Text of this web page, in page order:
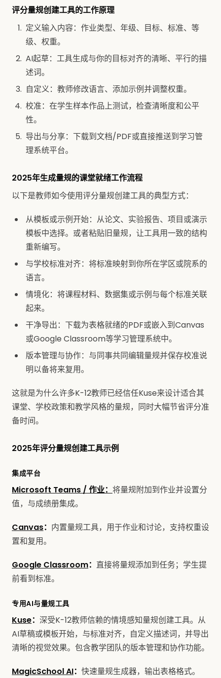
评分量规创建工具的工作原理
定义输入内容：作业类型、年级、目标、标准、等
级、权重。
AI起草：工具生成与你的目标对齐的清晰、平行的描
述词。
自定义：教师修改语言、添加示例并调整权重。
校准：在学生样本作品上测试，检查清晰度和公平
性。
导出与分享：下载到文档/PDF或直接推送到学习管
理系统平台。
2025年生成量规的课堂就绪工作流程
以下是教师如今使用评分量规创建工具的典型方式：
从模板或示例开始：从论文、实验报告、项目或演示
模板中选择。或者粘贴旧量规，让工具用一致的结构
重新编写。
与学校标准对齐：将标准映射到你所在学区或院系的
语言。
情境化：将课程材料、数据集或示例与每个标准关联
起来。
干净导出：下载为表格就绪的PDF或嵌入到Canvas
或Google Classroom等学习管理系统中。
版本管理与协作：与同事共同编辑量规并保存校准说
明以备将来复用。
这就是为什么许多K-12教师已经信任Kuse来设计适合其
课堂、学校政策和教学风格的量规，同时大幅节省评分准
备时间。
2025年评分量规创建工具示例
集成平台
Microsoft Teams / 作业： 将量规附加到作业并设置分
值，与成绩册集成。
Canvas： 内置量规工具，用于作业和讨论，支持权重设
置和复用。
Google Classroom： 直接将量规添加到任务；学生提
前看到标准。
专用AI与量规工具
Kuse： 深受K-12教师信赖的情境感知量规创建工具。从
AI草稿或模板开始，与标准对齐，自定义描述词，并导出
清晰的视觉效果。包含教学团队的版本管理和协作功能。
MagicSchool AI： 快速量规生成器，输出表格格式。